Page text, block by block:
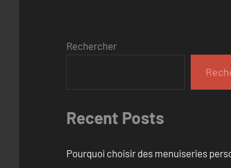
Rechercher
Recent Posts
Pourquoi choisir des menuiseries